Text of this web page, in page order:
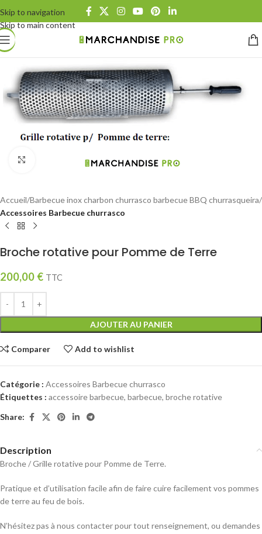
Skip to navigation
Skip to main content
Click to enlarge
Accueil Barbecue inox charbon churrasco barbecue BBQ churrasqueira
Accessoires Barbecue churrasco
Broche rotative pour Pomme de Terre
200,00 € TTC
AJOUTER AU PANIER
Comparer Add to wishlist
Catégorie : Accessoires Barbecue churrasco
Étiquettes : accessoire barbecue, barbecue, broche rotative
Share:
Description
Broche / Grille rotative pour Pomme de Terre.
Pratique et d’utilisation facile afin de faire cuire facilement vos pommes
de terre au feu de bois.
N’hésitez pas à nous contacter pour tout renseignement, ou demandes